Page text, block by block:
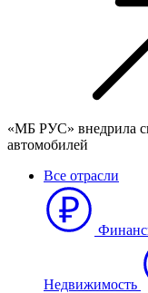
«МБ РУС» внедрила
автомобилей
Все отрасли
Недвижимость